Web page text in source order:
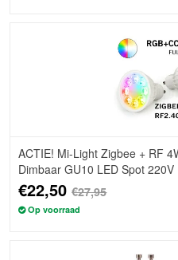
ACTIE! Mi-Light Zigbee + RF
Dimbaar GU10 LED Spot 220V
€22,50€27,95
Op voorraad